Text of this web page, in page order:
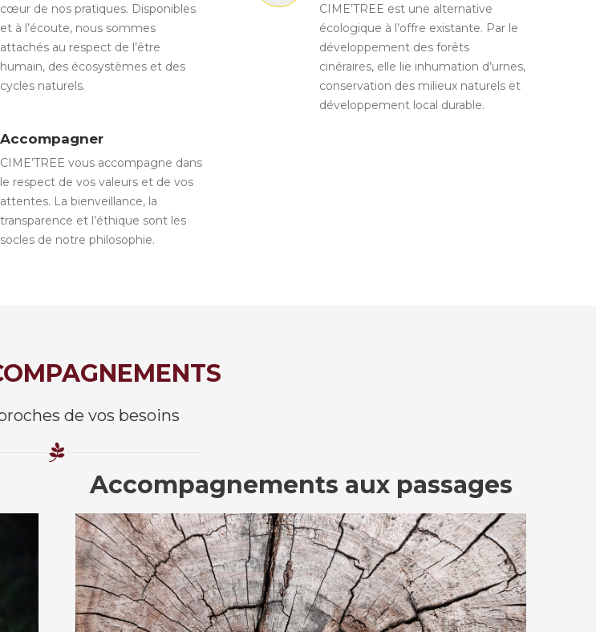
cœur de nos pratiques. Disponibles
et à l’écoute, nous sommes
attachés au respect de l’être
humain, des écosystèmes et des
cycles naturels.
CIME’TREE est une alternative
écologique à l’offre existante. Par le
développement des forêts
cinéraires, elle lie inhumation d’urnes,
conservation des milieux naturels et
développement local durable.
Accompagner
CIME’TREE vous accompagne dans
le respect de vos valeurs et de vos
attentes. La bienveillance, la
transparence et l’éthique sont les
socles de notre philosophie.
de vos besoins
Accompagnements aux passages